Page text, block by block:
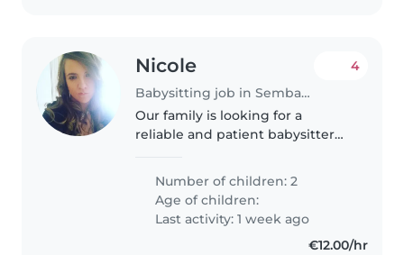
Nicole
Babysitting job in Sembach
4
Our family is looking for a
reliable and patient babysitter
children in our home. We need
someone who is comfortable
with pets and can assist with
meal preparation...
Number of children: 2
Age of children:
Last activity: 1 week ago
€12.00/hr